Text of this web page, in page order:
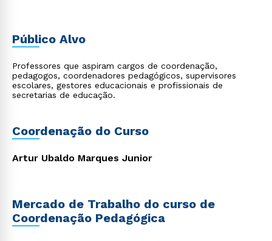
Público Alvo
Professores que aspiram cargos de coordenação,
pedagogos, coordenadores pedagógicos, supervisores
escolares, gestores educacionais e profissionais de
secretarias de educação.
Coordenação do Curso
Artur Ubaldo Marques Junior
Mercado de Trabalho do curso de
Coordenação Pedagógica